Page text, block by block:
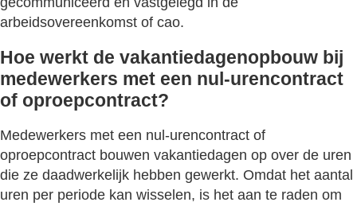
arbeidsovereenkomst of cao.
Hoe werkt de vakantiedagenopbouw bij
medewerkers met een nul-urencontract
of oproepcontract?
Medewerkers met een nul-urencontract of
oproepcontract bouwen vakantiedagen op over de uren
die ze daadwerkelijk hebben gewerkt. Omdat het aantal
uren per periode kan wisselen, is het aan te raden om